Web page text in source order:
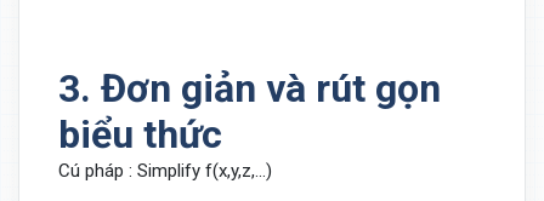
3. Đơn giản và rút gọn
biểu thức
Cú pháp : Simplify f(x,y,z,...)